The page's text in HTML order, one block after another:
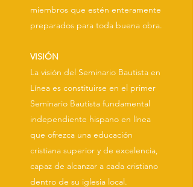
miembros que estén enteramente
preparados para toda buena obra.
VISIÓN
La visión del Seminario Bautista en
Línea es constituirse en el primer
Seminario Bautista fundamental
independiente hispano en línea
que ofrezca una educación
cristiana superior y de excelencia,
capaz de alcanzar a cada cristiano
dentro de su iglesia local.